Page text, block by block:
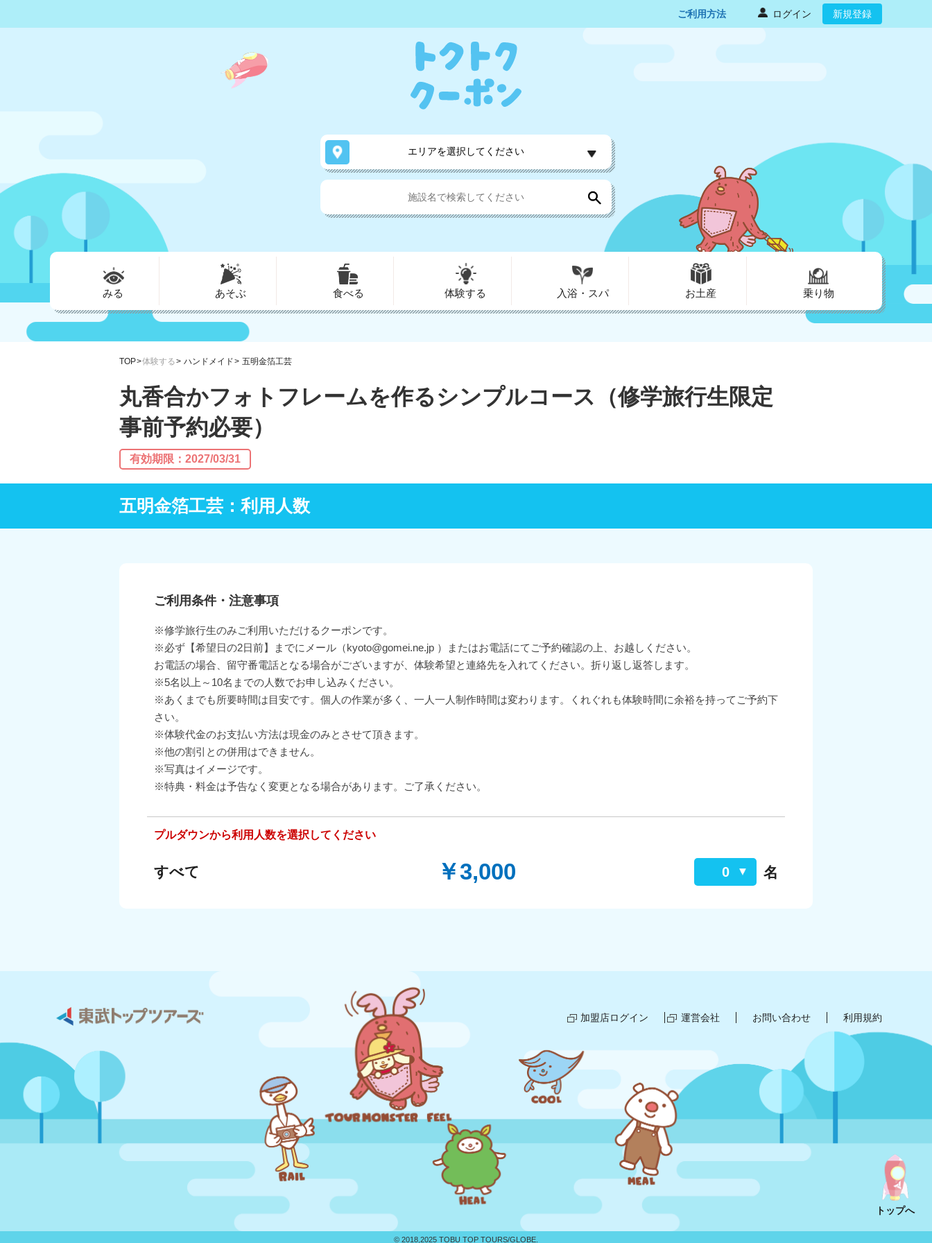
ご利用方法 ログイン 新規登録
エリアを選択してください
みる あそぶ 食べる 体験する 入浴・スパ お土産 乗り物
TOP 体験する ハンドメイド 五明金箔工芸
丸香合かフォトフレームを作るシンプルコース（修学旅行生限定
事前予約必要）
有効期限：2027/03/31
五明金箔工芸：利用人数
ご利用条件・注意事項
※修学旅行生のみご利用いただけるクーポンです。
※必ず【希望日の2日前】までにメール（kyoto@gomei.ne.jp ）またはお電話にてご予約確認の上、お越しください。
お電話の場合、留守番電話となる場合がございますが、体験希望と連絡先を入れてください。折り返し返答します。
※5名以上～10名までの人数でお申し込みください。
※あくまでも所要時間は目安です。個人の作業が多く、一人一人制作時間は変わります。くれぐれも体験時間に余裕を持ってご予約下
さい。
※体験代金のお支払い方法は現金のみとさせて頂きます。
※他の割引との併用はできません。
※写真はイメージです。
※特典・料金は予告なく変更となる場合があります。ご了承ください。
プルダウンから利用人数を選択してください
すべて ￥3,000 0 名
加盟店ログイン 運営会社 お問い合わせ 利用規約
トップへ
© 2018,2025 TOBU TOP TOURS/GLOBE.